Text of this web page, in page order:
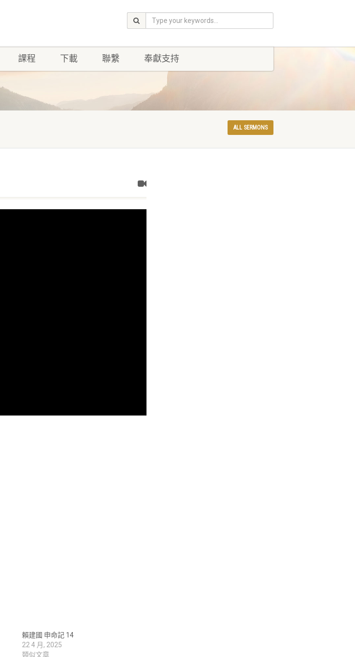
課程 下載 聯繫 奉獻支持
ALL SERMONS
賴建國 申命記 14
22 4 月, 2025
類似文章